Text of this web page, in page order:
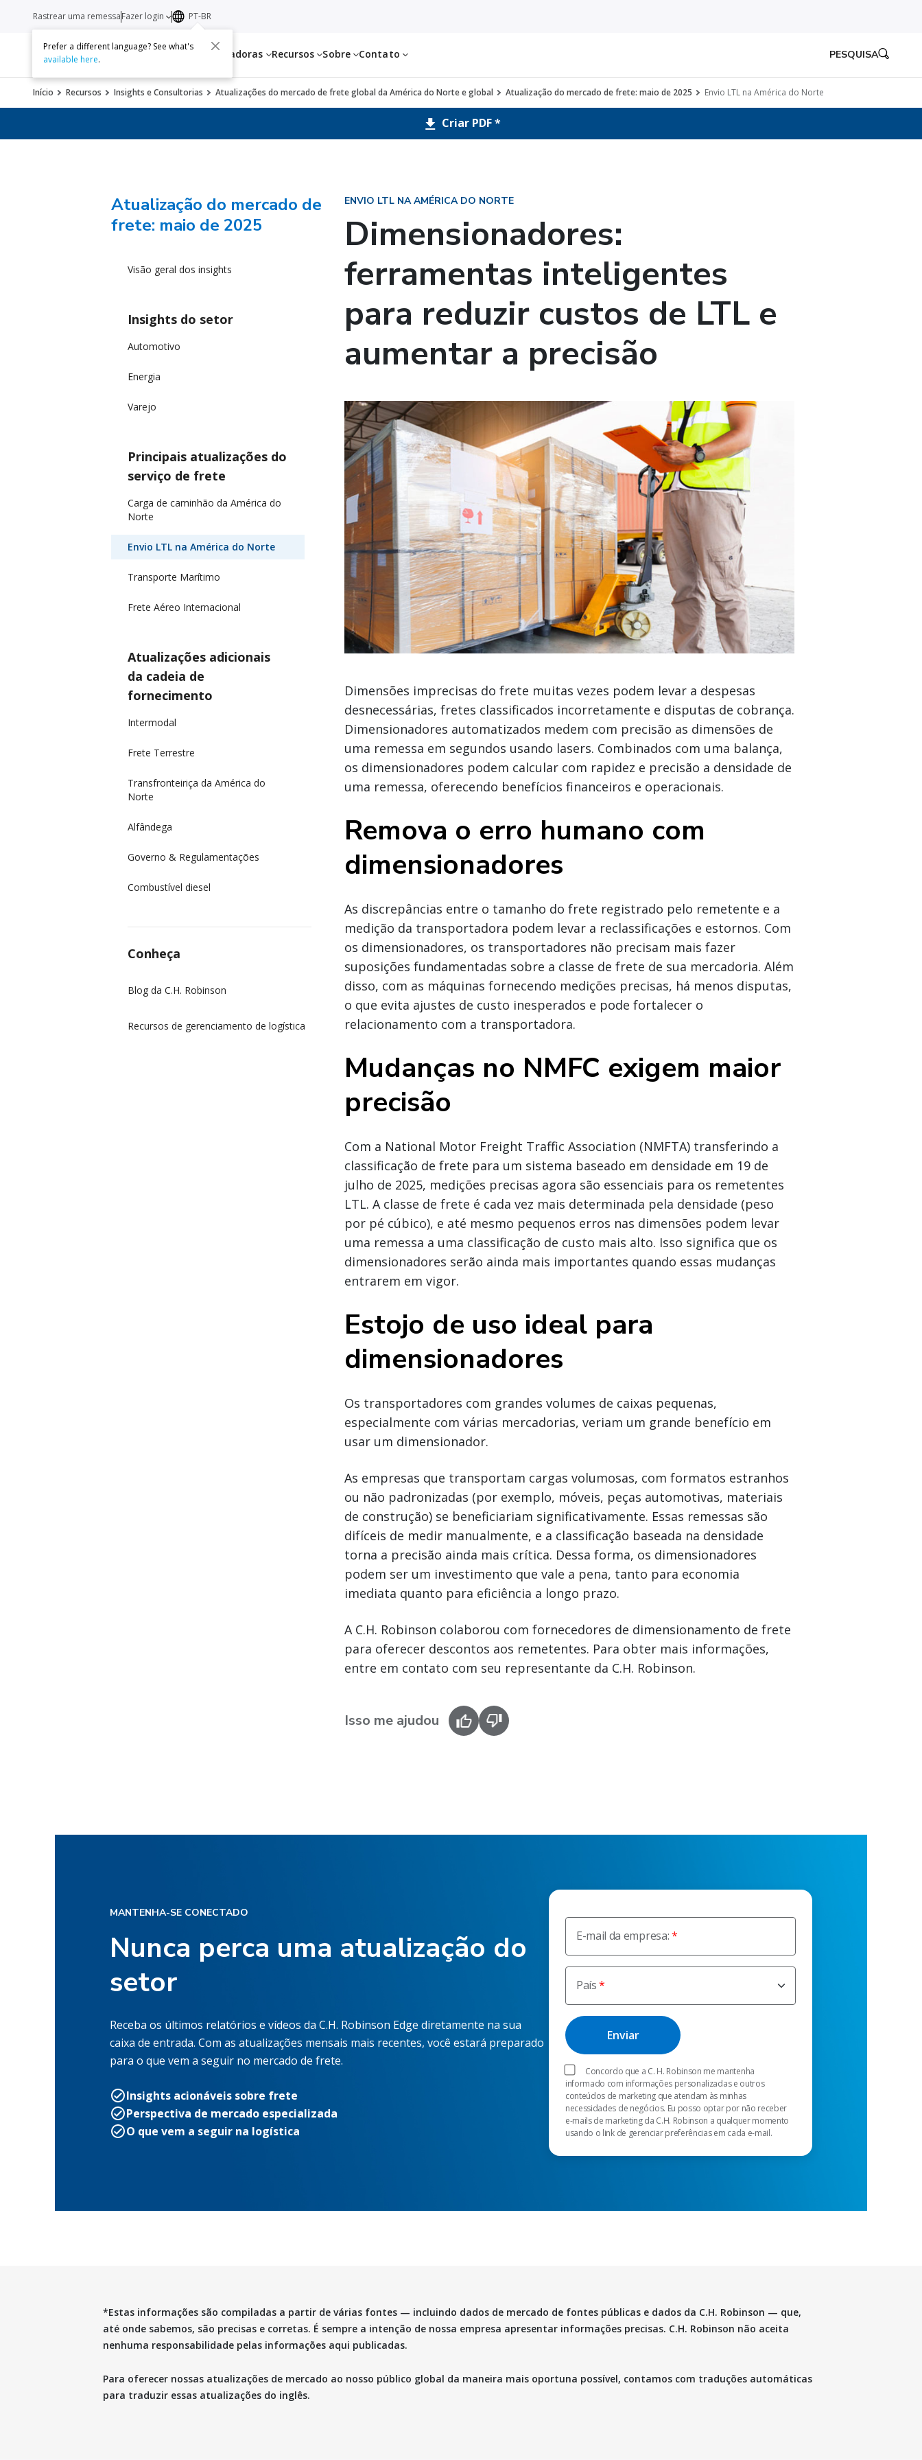
Serviços Transportadoras Recursos Sobre Contato
Rastrear uma remessaFazer login PT-BR
Prefer a different language? See what's
available here. PESQUISA
Início Recursos Insights e Consultorias Atualizações do mercado de frete global da América do Norte e global Atualização do mercado de frete: maio de 2025 Envio LTL na América do Norte
Criar PDF *
ENVIO LTL NA AMÉRICA DO NORTE
Dimensionadores:
ferramentas inteligentes
para reduzir custos de LTL e
aumentar a precisão
Dimensões imprecisas do frete muitas vezes podem levar a despesas
desnecessárias, fretes classificados incorretamente e disputas de cobrança.
Dimensionadores automatizados medem com precisão as dimensões de
uma remessa em segundos usando lasers. Combinados com uma balança,
os dimensionadores podem calcular com rapidez e precisão a densidade de
uma remessa, oferecendo benefícios financeiros e operacionais.
Remova o erro humano com
dimensionadores
As discrepâncias entre o tamanho do frete registrado pelo remetente e a
medição da transportadora podem levar a reclassificações e estornos. Com
os dimensionadores, os transportadores não precisam mais fazer
suposições fundamentadas sobre a classe de frete de sua mercadoria. Além
disso, com as máquinas fornecendo medições precisas, há menos disputas,
o que evita ajustes de custo inesperados e pode fortalecer o
relacionamento com a transportadora.
Mudanças no NMFC exigem maior
precisão
Com a National Motor Freight Traffic Association (NMFTA) transferindo a
classificação de frete para um sistema baseado em densidade em 19 de
julho de 2025, medições precisas agora são essenciais para os remetentes
LTL. A classe de frete é cada vez mais determinada pela densidade (peso
por pé cúbico), e até mesmo pequenos erros nas dimensões podem levar
uma remessa a uma classificação de custo mais alto. Isso significa que os
dimensionadores serão ainda mais importantes quando essas mudanças
entrarem em vigor.
Estojo de uso ideal para
dimensionadores
Os transportadores com grandes volumes de caixas pequenas,
especialmente com várias mercadorias, veriam um grande benefício em
usar um dimensionador.
As empresas que transportam cargas volumosas, com formatos estranhos
ou não padronizadas (por exemplo, móveis, peças automotivas, materiais
de construção) se beneficiariam significativamente. Essas remessas são
difíceis de medir manualmente, e a classificação baseada na densidade
torna a precisão ainda mais crítica. Dessa forma, os dimensionadores
podem ser um investimento que vale a pena, tanto para economia
imediata quanto para eficiência a longo prazo.
A C.H. Robinson colaborou com fornecedores de dimensionamento de frete
para oferecer descontos aos remetentes. Para obter mais informações,
entre em contato com seu representante da C.H. Robinson.
Isso me ajudou
Atualização do mercado de
frete: maio de 2025
Visão geral dos insights
Insights do setor
Automotivo
Energia
Varejo
Principais atualizações do
serviço de frete
Carga de caminhão da América do
Norte
Envio LTL na América do Norte
Transporte Marítimo
Frete Aéreo Internacional
Atualizações adicionais
da cadeia de
fornecimento
Intermodal
Frete Terrestre
Transfronteiriça da América do
Norte
Alfândega
Governo & Regulamentações
Combustível diesel
Conheça
Blog da C.H. Robinson
Recursos de gerenciamento de logística
E-mail da empresa:
País
Concordo que a C. H. Robinson me mantenha
informado com informações personalizadas e outros
conteúdos de marketing que atendam às minhas
necessidades de negócios. Eu posso optar por não receber
e-mails de marketing da C.H. Robinson a qualquer momento
usando o link de gerenciar preferências em cada e-mail.
MANTENHA-SE CONECTADO
Nunca perca uma atualização do
setor
Receba os últimos relatórios e vídeos da C.H. Robinson Edge diretamente na sua
caixa de entrada. Com as atualizações mensais mais recentes, você estará preparado
para o que vem a seguir no mercado de frete.
Insights acionáveis sobre frete
Perspectiva de mercado especializada
O que vem a seguir na logística
*Estas informações são compiladas a partir de várias fontes — incluindo dados de mercado de fontes públicas e dados da C.H. Robinson — que,
até onde sabemos, são precisas e corretas. É sempre a intenção de nossa empresa apresentar informações precisas. C.H. Robinson não aceita
nenhuma responsabilidade pelas informações aqui publicadas.
Para oferecer nossas atualizações de mercado ao nosso público global da maneira mais oportuna possível, contamos com traduções automáticas
para traduzir essas atualizações do inglês.